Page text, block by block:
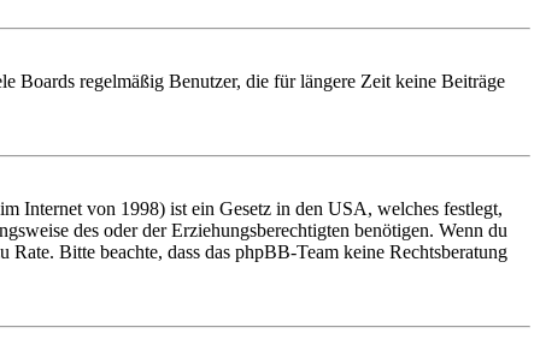
Boards regelmäßig Benutzer, die für längere Zeit keine Beiträge
Internet von 1998) ist ein Gesetz in den USA, welches festlegt,
des oder der Erziehungsberechtigten benötigen. Wenn du
Bitte beachte, dass das phpBB-Team keine Rechtsberatung